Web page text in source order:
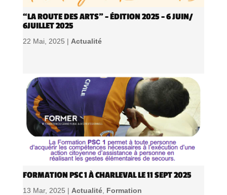
“LA ROUTE DES ARTS” – ÉDITION 2025 – 6 JUIN/
6JUILLET 2025
22 Mai, 2025 | Actualité
FORMATION PSC 1 À CHARLEVAL LE 11 SEPT 2025
13 Mar, 2025 | Actualité, Formation